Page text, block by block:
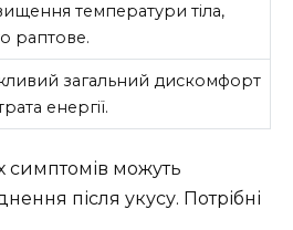
температури тіла,
раптове.
загальний дискомфорт
енергії.
симптомів можуть
після укусу. Потрібні